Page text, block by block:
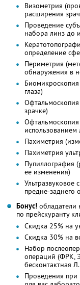
Визометрия
расширения
Проведение
набора линз до
определение
Периметрия
обнаружения в
Биомикроскопия
глаза)
зрачке)
Офтальмоскопия
использованием
Пахиметрия
Пахиметрия
Пупиллография
ее изменения)
Ультразвуковое
предне-заднего
Бонус! обладатели
по прейскуранту
Скидка 25% на
Скидка 30% на
Набор
операций (ФРК,
бесконтактная
Проведения